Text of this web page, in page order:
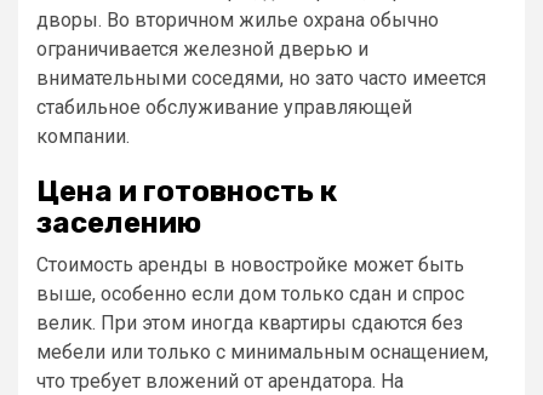
дворы. Во вторичном жилье охрана обычно
ограничивается железной дверью и
внимательными соседями, но зато часто имеется
стабильное обслуживание управляющей
компании.
Цена и готовность к
заселению
Стоимость аренды в новостройке может быть
выше, особенно если дом только сдан и спрос
велик. При этом иногда квартиры сдаются без
мебели или только с минимальным оснащением,
что требует вложений от арендатора. На